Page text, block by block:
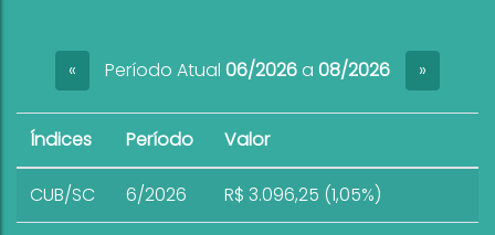
« Período Atual 06/2026a 08/2026 »
Índices Período Valor
CUB/SC 6/2026 R$ 3.096,25 (1,05%)